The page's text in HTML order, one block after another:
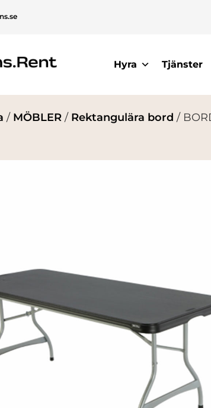
Hyra Tjänster
/ MÖBLER / Rektangulära bord /